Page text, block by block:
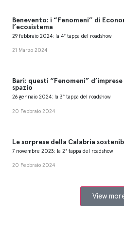
Benevento: i “Fenomeni” di
l’ecosistema
29 febbraio 2024: la 4° tappa del roadshow
21 Marzo 2024
Bari: questi “Fenomeni”
spazio
26 gennaio 2024: la 3° tappa del roadshow
20 Febbraio 2024
Le sorprese della Calabria
7 novembre 2023: la 2° tappa del roadshow
20 Febbraio 2024
View